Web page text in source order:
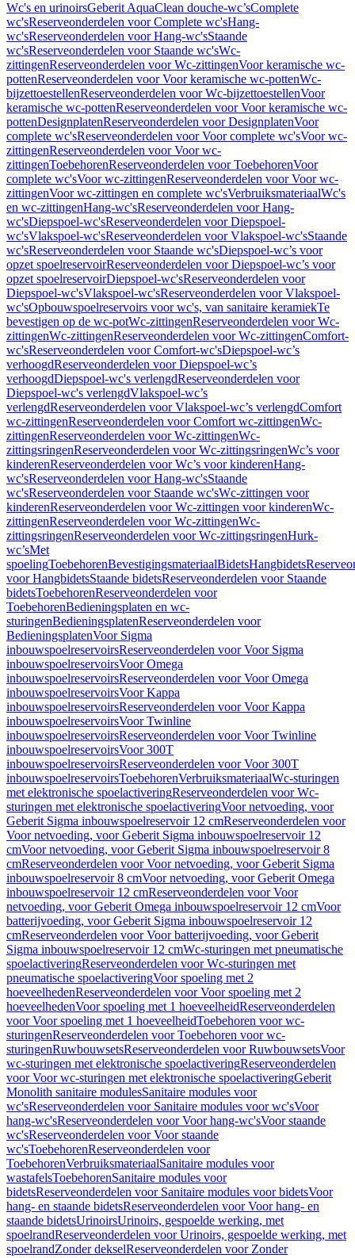
Wc's en urinoirsGeberit AquaClean douche-wc’sComplete
wc'sReserveonderdelen voor Complete wc'sHang-
wc'sReserveonderdelen voor Hang-wc'sStaande
wc'sReserveonderdelen voor Staande wc'sWc-
zittingenReserveonderdelen voor Wc-zittingenVoor keramische wc-
pottenReserveonderdelen voor Voor keramische wc-pottenWc-
bijzettoestellenReserveonderdelen voor Wc-bijzettoestellenVoor
keramische wc-pottenReserveonderdelen voor Voor keramische wc-
pottenDesignplatenReserveonderdelen voor DesignplatenVoor
complete wc'sReserveonderdelen voor Voor complete wc'sVoor wc-
zittingenReserveonderdelen voor Voor wc-
zittingenToebehorenReserveonderdelen voor ToebehorenVoor
complete wc'sVoor wc-zittingenReserveonderdelen voor Voor wc-
zittingenVoor wc-zittingen en complete wc'sVerbruiksmateriaalWc's
en wc-zittingenHang-wc'sReserveonderdelen voor Hang-
wc'sDiepspoel-wc'sReserveonderdelen voor Diepspoel-
wc'sVlakspoel-wc'sReserveonderdelen voor Vlakspoel-wc'sStaande
wc'sReserveonderdelen voor Staande wc'sDiepspoel-wc’s voor
opzet spoelreservoirReserveonderdelen voor Diepspoel-wc’s voor
opzet spoelreservoirDiepspoel-wc'sReserveonderdelen voor
Diepspoel-wc'sVlakspoel-wc'sReserveonderdelen voor Vlakspoel-
wc'sOpbouwspoelreservoirs voor wc's, van sanitaire keramiekTe
bevestigen op de wc-potWc-zittingenReserveonderdelen voor Wc-
zittingenWc-zittingenReserveonderdelen voor Wc-zittingenComfort-
wc'sReserveonderdelen voor Comfort-wc'sDiepspoel-wc’s
verhoogdReserveonderdelen voor Diepspoel-wc’s
verhoogdDiepspoel-wc's verlengdReserveonderdelen voor
Diepspoel-wc's verlengdVlakspoel-wc’s
verlengdReserveonderdelen voor Vlakspoel-wc’s verlengdComfort
wc-zittingenReserveonderdelen voor Comfort wc-zittingenWc-
zittingenReserveonderdelen voor Wc-zittingenWc-
zittingsringenReserveonderdelen voor Wc-zittingsringenWc’s voor
kinderenReserveonderdelen voor Wc’s voor kinderenHang-
wc'sReserveonderdelen voor Hang-wc'sStaande
wc'sReserveonderdelen voor Staande wc'sWc-zittingen voor
kinderenReserveonderdelen voor Wc-zittingen voor kinderenWc-
zittingenReserveonderdelen voor Wc-zittingenWc-
zittingsringenReserveonderdelen voor Wc-zittingsringenHurk-
wc’sMet
spoelingToebehorenBevestigingsmateriaalBidetsHangbidets
voor HangbidetsStaande bidetsReserveonderdelen voor Staande
bidetsToebehorenReserveonderdelen voor
ToebehorenBedieningsplaten en wc-
sturingenBedieningsplatenReserveonderdelen voor
BedieningsplatenVoor Sigma
inbouwspoelreservoirsReserveonderdelen voor Voor Sigma
inbouwspoelreservoirsVoor Omega
inbouwspoelreservoirsReserveonderdelen voor Voor Omega
inbouwspoelreservoirsVoor Kappa
inbouwspoelreservoirsReserveonderdelen voor Voor Kappa
inbouwspoelreservoirsVoor Twinline
inbouwspoelreservoirsReserveonderdelen voor Voor Twinline
inbouwspoelreservoirsVoor 300T
inbouwspoelreservoirsReserveonderdelen voor Voor 300T
inbouwspoelreservoirsToebehorenVerbruiksmateriaalWc-sturingen
met elektronische spoelactiveringReserveonderdelen voor Wc-
sturingen met elektronische spoelactiveringVoor netvoeding, voor
Geberit Sigma inbouwspoelreservoir 12 cmReserveonderdelen voor
Voor netvoeding, voor Geberit Sigma inbouwspoelreservoir 12
cmVoor netvoeding, voor Geberit Sigma inbouwspoelreservoir 8
cmReserveonderdelen voor Voor netvoeding, voor Geberit Sigma
inbouwspoelreservoir 8 cmVoor netvoeding, voor Geberit Omega
inbouwspoelreservoir 12 cmReserveonderdelen voor Voor
netvoeding, voor Geberit Omega inbouwspoelreservoir 12 cmVoor
batterijvoeding, voor Geberit Sigma inbouwspoelreservoir 12
cmReserveonderdelen voor Voor batterijvoeding, voor Geberit
Sigma inbouwspoelreservoir 12 cmWc-sturingen met pneumatische
spoelactiveringReserveonderdelen voor Wc-sturingen met
pneumatische spoelactiveringVoor spoeling met 2
hoeveelhedenReserveonderdelen voor Voor spoeling met 2
hoeveelhedenVoor spoeling met 1 hoeveelheidReserveonderdelen
voor Voor spoeling met 1 hoeveelheidToebehoren voor wc-
sturingenReserveonderdelen voor Toebehoren voor wc-
sturingenRuwbouwsetsReserveonderdelen voor RuwbouwsetsVoor
wc-sturingen met elektronische spoelactiveringReserveonderdelen
voor Voor wc-sturingen met elektronische spoelactiveringGeberit
Monolith sanitaire modulesSanitaire modules voor
wc'sReserveonderdelen voor Sanitaire modules voor wc'sVoor
hang-wc'sReserveonderdelen voor Voor hang-wc'sVoor staande
wc'sReserveonderdelen voor Voor staande
wc'sToebehorenReserveonderdelen voor
ToebehorenVerbruiksmateriaalSanitaire modules voor
wastafelsToebehorenSanitaire modules voor
bidetsReserveonderdelen voor Sanitaire modules voor bidetsVoor
hang- en staande bidetsReserveonderdelen voor Voor hang- en
staande bidetsUrinoirsUrinoirs, gespoelde werking, met
spoelrandReserveonderdelen voor Urinoirs, gespoelde werking, met
spoelrandZonder dekselReserveonderdelen voor Zonder